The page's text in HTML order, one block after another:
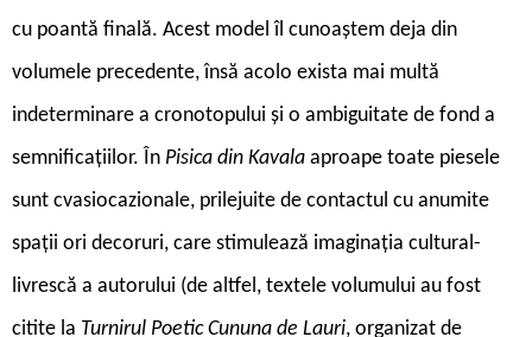
cu poantă finală. Acest model îl cunoaștem deja din
volumele precedente, însă acolo exista mai multă
indeterminare a cronotopului și o ambiguitate de fond a
semnificațiilor. În Pisica din Kavala aproape toate piesele
sunt cvasiocazionale, prilejuite de contactul cu anumite
spații ori decoruri, care stimulează imaginația cultural-
livrescă a autorului (de altfel, textele volumului au fost
citite la Turnirul Poetic Cununa de Lauri, organizat de